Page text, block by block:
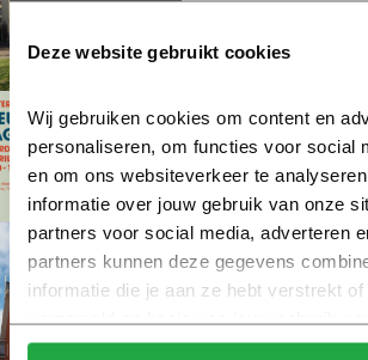
Deze website gebruikt cookies
Wij gebruiken cookies om content en
personaliseren, om functies voor social
en om ons websiteverkeer te
informatie over jouw gebruik van onze
partners voor social media, adverteren
partners kunnen deze gegevens
informatie die je aan ze hebt verstrekt of
verzameld op basis van jouw gebruik
Klik hier voor meer informatie over ons
2.04.24
De Kolk |
verkoop!
20.03.24